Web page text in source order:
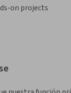
on projects